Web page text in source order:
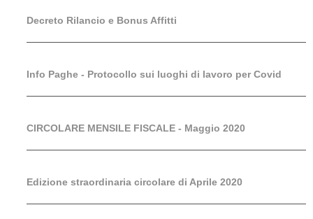
Decreto Rilancio e Bonus Affitti
Info Paghe - Protocollo sui luoghi di lavoro per Covid
CIRCOLARE MENSILE FISCALE - Maggio 2020
Edizione straordinaria circolare di Aprile 2020